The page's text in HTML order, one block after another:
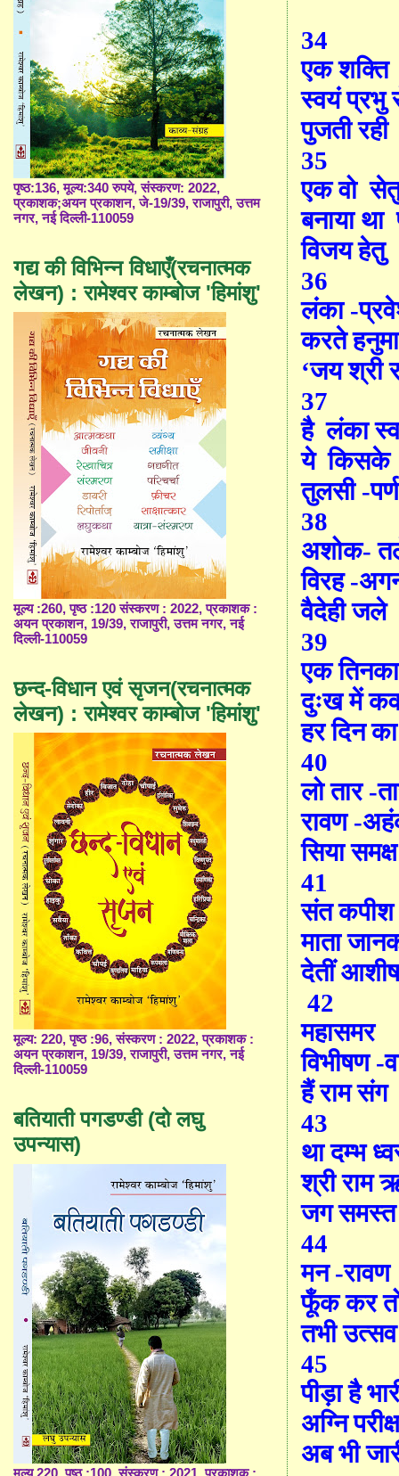
34
एक शक्ति
स्वयं प्रभु
पुजती
35
एक वो
बनाया था
विजय हेतु
36
लंका -
करते
‘जय श्री
37
है लंका
ये किसके
तुलसी -पर्ण
38
अशोक-
विरह -
वैदेही जले
39
एक तिनका
दुःख में
हर दिन
40
लो तार -
रावण -
सिया
41
संत कपीश
माता
देतीं
42
महासमर
विभीषण -
हैं राम संग
43
था दम्भ
श्री राम
जग
44
मन -रावण
फूँक कर
तभी
45
पीड़ा है
अग्नि
अब भी
पृष्ठ:136, मूल्य:340 रुपये, संस्करण: 2022,
प्रकाशक;अयन प्रकाशन, जे-19/39, राजापुरी, उत्तम
नगर, नई दिल्ली-110059
गद्य की विभिन्न विधाएँ(रचनात्मक
लेखन) : रामेश्वर काम्बोज 'हिमांशु'
मूल्य :260, पृष्ठ :120 संस्करण : 2022, प्रकाशक :
अयन प्रकाशन, 19/39, राजापुरी, उत्तम नगर, नई
दिल्ली-110059
छन्द-विधान एवं सृजन(रचनात्मक
लेखन) : रामेश्वर काम्बोज 'हिमांशु'
मूल्य: 220, पृष्ठ :96, संस्करण : 2022, प्रकाशक :
अयन प्रकाशन, 19/39, राजापुरी, उत्तम नगर, नई
दिल्ली-110059
बतियाती पगडण्डी (दो लघु
उपन्यास)